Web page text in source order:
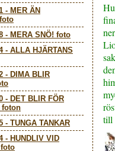
- MER ÄN
- MERA SNÖ! foto
- ALLA HJÄRTANS
- DIMA BLIR
- DET BLIR FÖR
foton
- TUNGA TANKAR
- HUNDLIV VID
foto
till